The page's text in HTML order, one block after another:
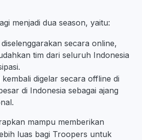
menjadi dua season, yaitu:
secara online,
tim dari seluruh Indonesia
digelar secara offline di
di Indonesia sebagai ajang
mampu memberikan
luas bagi Troopers untuk